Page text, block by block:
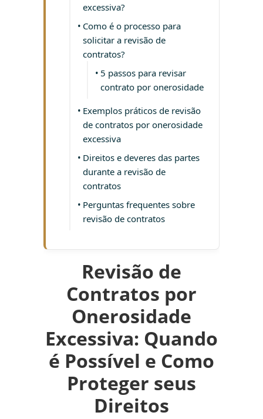
excessiva?
Como é o processo para
solicitar a revisão de
contratos?
5 passos para revisar
contrato por onerosidade
Exemplos práticos de revisão
de contratos por onerosidade
excessiva
Direitos e deveres das partes
durante a revisão de
contratos
Perguntas frequentes sobre
revisão de contratos
Revisão de
Contratos por
Onerosidade
Excessiva: Quando
é Possível e Como
Proteger seus
Direitos